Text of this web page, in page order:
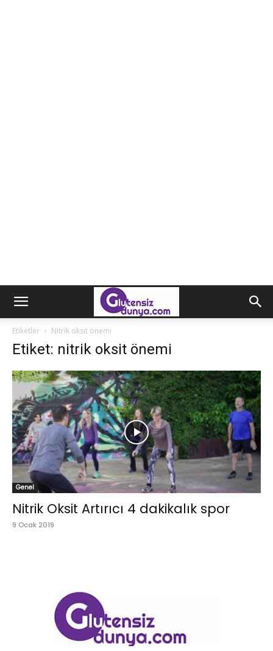
Etiketler Nitrik oksit önemi
Etiket: nitrik oksit önemi
Genel
Nitrik Oksit Artırıcı 4 dakikalık spor
9 Ocak 2019